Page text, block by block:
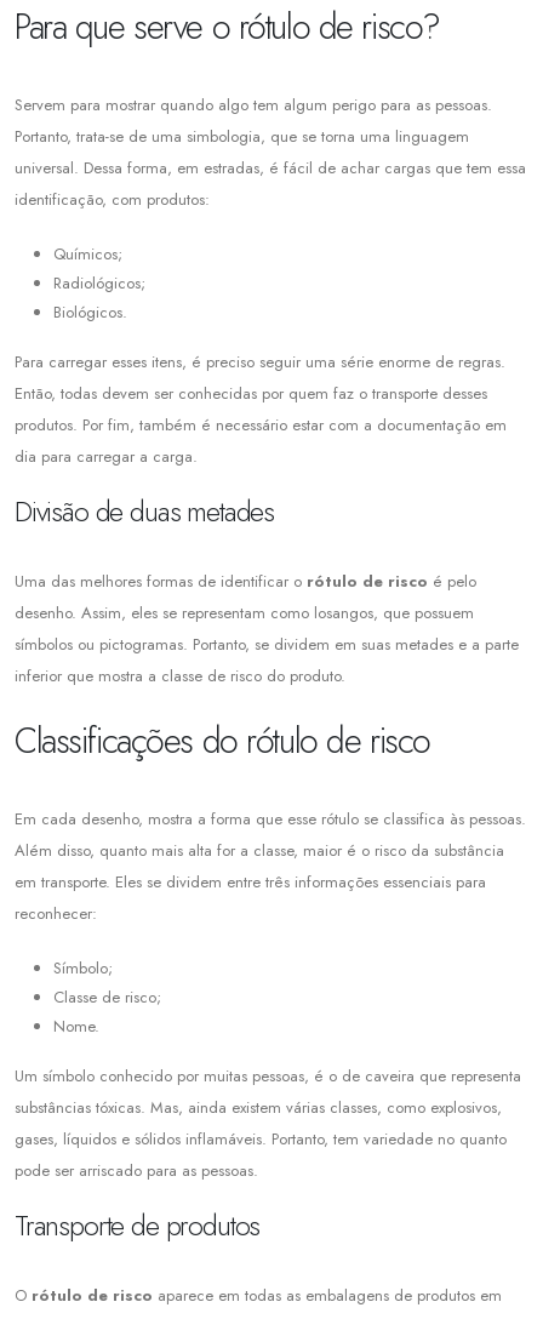
Para que serve o rótulo de risco?
Servem para mostrar quando algo tem algum perigo para as pessoas.
Portanto, trata-se de uma simbologia, que se torna uma linguagem
universal. Dessa forma, em estradas, é fácil de achar cargas que tem essa
identificação, com produtos:
Químicos;
Radiológicos;
Biológicos.
Para carregar esses itens, é preciso seguir uma série enorme de regras.
Então, todas devem ser conhecidas por quem faz o transporte desses
produtos. Por fim, também é necessário estar com a documentação em
dia para carregar a carga.
Divisão de duas metades
Uma das melhores formas de identificar o rótulo de risco é pelo
desenho. Assim, eles se representam como losangos, que possuem
símbolos ou pictogramas. Portanto, se dividem em suas metades e a parte
inferior que mostra a classe de risco do produto.
Classificações do rótulo de risco
Em cada desenho, mostra a forma que esse rótulo se classifica às pessoas.
Além disso, quanto mais alta for a classe, maior é o risco da substância
em transporte. Eles se dividem entre três informações essenciais para
reconhecer:
Símbolo;
Classe de risco;
Nome.
Um símbolo conhecido por muitas pessoas, é o de caveira que representa
substâncias tóxicas. Mas, ainda existem várias classes, como explosivos,
gases, líquidos e sólidos inflamáveis. Portanto, tem variedade no quanto
pode ser arriscado para as pessoas.
Transporte de produtos
O rótulo de risco aparece em todas as embalagens de produtos em